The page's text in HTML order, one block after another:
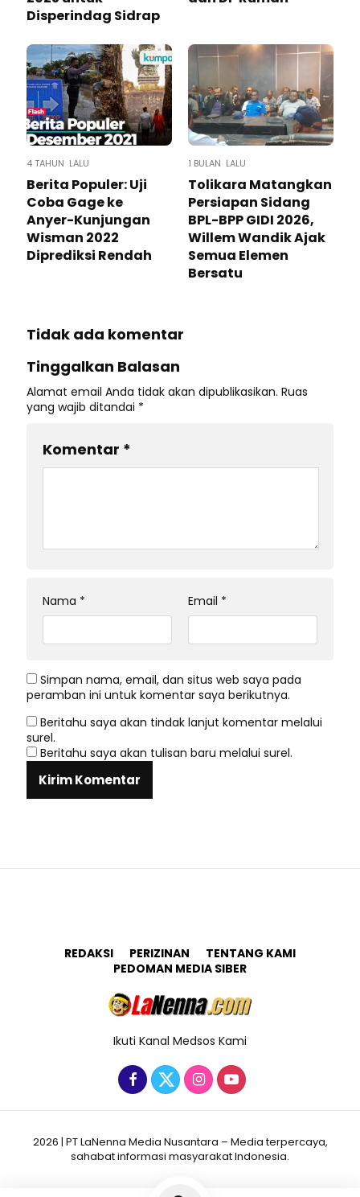
Disperindag Sidrap
4 TAHUN LALU
Berita Populer: Uji
Coba Gage ke
Anyer-Kunjungan
Wisman 2022
Diprediksi Rendah
1 BULAN LALU
Tolikara Matangkan
Persiapan Sidang
BPL-BPP GIDI 2026,
Willem Wandik Ajak
Semua Elemen
Bersatu
Tidak ada komentar
Tinggalkan Balasan
Alamat email Anda tidak akan dipublikasikan. Ruas
yang wajib ditandai *
Komentar *
Nama * Email *
Simpan nama, email, dan situs web saya pada
peramban ini untuk komentar saya berikutnya.
Beritahu saya akan tindak lanjut komentar melalui
surel.
Beritahu saya akan tulisan baru melalui surel.
REDAKSI PERIZINAN
TENTANG KAMI
PEDOMAN MEDIA SIBER
Ikuti Kanal Medsos Kami
2026 | PT LaNenna Media Nusantara – Media terpercaya,
sahabat informasi masyarakat Indonesia.